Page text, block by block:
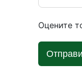
Оцените